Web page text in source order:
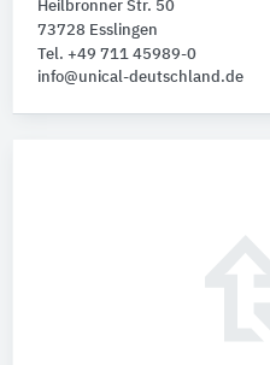
Heilbronner Str. 50
73728 Esslingen
Tel. +49 711 45989-0
info@unical-deutschland.de